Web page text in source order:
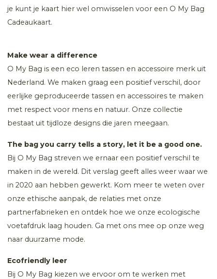
je kunt je kaart hier wel omwisselen voor een O My Bag
Cadeaukaart.
Make wear a difference
O My Bag is een eco leren tassen en accessoire merk uit
Nederland. We maken graag een positief verschil, door
eerlijke geproduceerde tassen en accessoires te maken
met respect voor mens en natuur. Onze collectie
bestaat uit tijdloze designs die jaren meegaan.
The bag you carry tells a story, let it be a good one.
Bij O My Bag streven we ernaar een positief verschil te
maken in de wereld. Dit verslag geeft alles weer waar we
in 2020 aan hebben gewerkt. Kom meer te weten over
onze ethische aanpak, de relaties met onze
partnerfabrieken en ontdek hoe we onze ecologische
voetafdruk laag houden. Ga met ons mee op onze weg
naar duurzame mode.
Ecofriendly leer
Bij O My Bag kiezen we ervoor om te werken met